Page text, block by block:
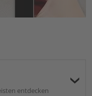
entdecken